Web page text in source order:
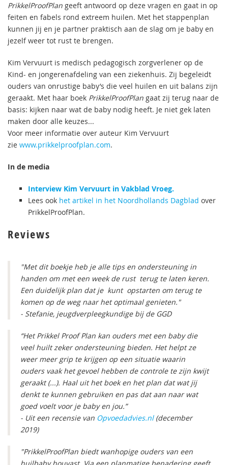
PrikkelProofPlan geeft antwoord op deze vragen en gaat in op
feiten en fabels rond extreem huilen. Met het stappenplan
kunnen jij en je partner praktisch aan de slag om je baby en
jezelf weer tot rust te brengen.
Kim Vervuurt is medisch pedagogisch zorgverlener op de
Kind- en jongerenafdeling van een ziekenhuis. Zij begeleidt
ouders van onrustige baby’s die veel huilen en uit balans zijn
geraakt. Met haar boek PrikkelProofPlan gaat zij terug naar de
basis: kijken naar wat de baby nodig heeft. Je niet gek laten
maken door alle keuzes...
Voor meer informatie over auteur Kim Vervuurt
zie www.prikkelproofplan.com.
In de media
Interview Kim Vervuurt in Vakblad Vroeg.
Lees ook het artikel in het Noordhollands Dagblad over
PrikkelProofPlan.
Reviews
"Met dit boekje heb je alle tips en ondersteuning in
handen om met een week de rust terug te laten keren.
Een duidelijk plan dat je kunt opstarten om terug te
komen op de weg naar het optimaal genieten."
- Stefanie, jeugdverpleegkundige bij de GGD
“Het Prikkel Proof Plan kan ouders met een baby die
veel huilt zeker ondersteuning bieden. Het helpt ze
weer meer grip te krijgen op een situatie waarin
ouders vaak het gevoel hebben de controle te zijn kwijt
geraakt (...). Haal uit het boek en het plan dat wat jij
denkt te kunnen gebruiken en pas dat aan naar wat
goed voelt voor je baby en jou.”
- Uit een recensie van Opvoedadvies.nl(december
2019)
"PrikkelProofPlan biedt wanhopige ouders van een
huilbaby houvast. Via een planmatige benadering geeft